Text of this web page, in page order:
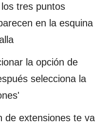
tres puntos
en la esquina
la opción de
selecciona la
de extensiones te va